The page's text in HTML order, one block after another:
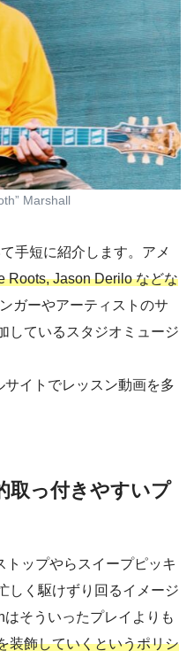
Marshall
手短に紹介します。アメ
Roots, Jason Derilo などな
ガーやアーティストのサ
しているスタジオミュージ
イトでレッスン動画を多
取っ付きやすいプ
ップやらスイープピッキ
しく駆けずり回るイメージ
そういったプレイよりも
装飾していくというポリシ